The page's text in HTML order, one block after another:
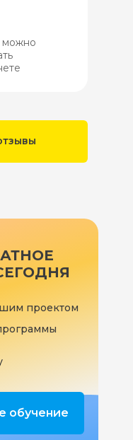
можно
проектом
обучение